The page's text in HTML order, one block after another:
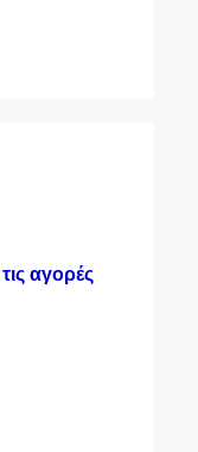
αγορές